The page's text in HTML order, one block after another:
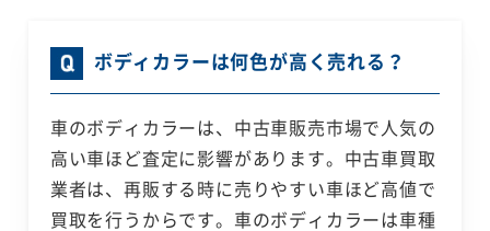
ボディカラーは何色が高く売れる？
車のボディカラーは、中古車販売市場で人気の
高い車ほど査定に影響があります。中古車買取
業者は、再販する時に売りやすい車ほど高値で
買取を行うからです。車のボディカラーは車種